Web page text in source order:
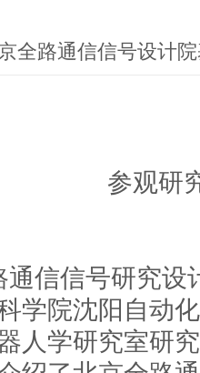
全路通信信号设计
参观研
通信信号研究
学院沈阳自动
人学研究室研